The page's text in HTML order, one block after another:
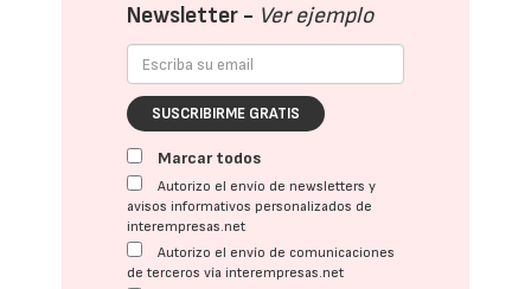
Newsletter - Ver ejemplo
SUSCRIBIRME GRATIS
Marcar todos
Autorizo el envío de newsletters y
avisos informativos personalizados de
interempresas.net
Autorizo el envío de comunicaciones
de terceros vía interempresas.net